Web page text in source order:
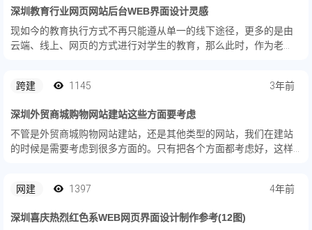
深圳教育行业网页网站后台WEB界面设计灵感
现如今的教育执行方式不再只能遵从单一的线下途径，更多的是由
云端、线上、网页的方式进行对学生的教育，那么此时，作为老
跨建
1145 3年前
深圳外贸商城购物网站建站这些方面要考虑
不管是外贸商城购物网站建站，还是其他类型的网站，我们在建站
的时候是需要考虑到很多方面的。只有把各个方面都考虑好，这样
虑。
网建 1397 4年前
深圳喜庆热烈红色系WEB网页界面设计制作参考(12图)